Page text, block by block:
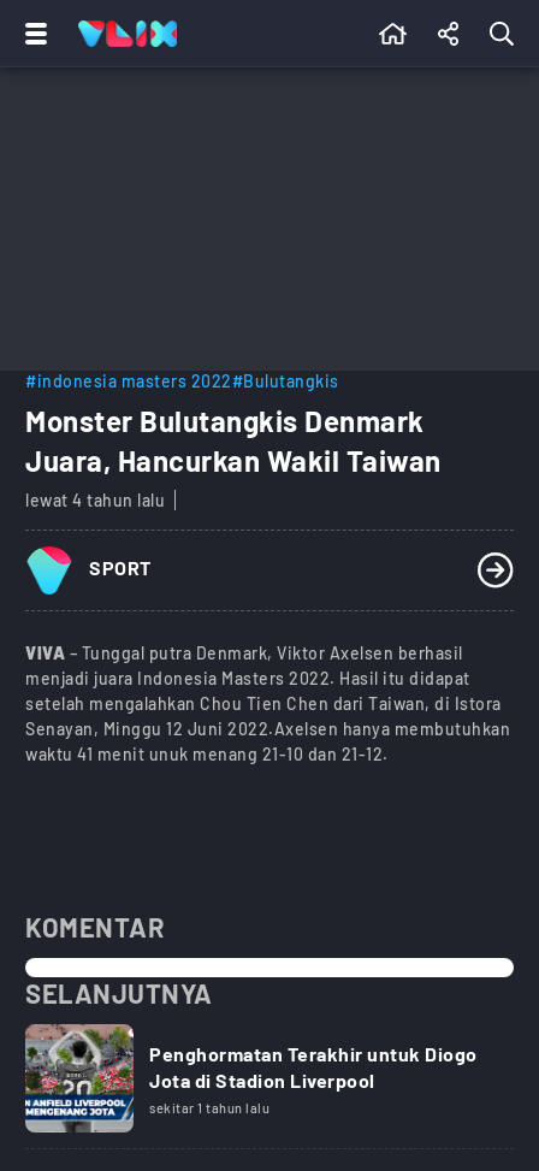
#indonesia masters 2022#Bulutangkis
Monster Bulutangkis Denmark
Juara, Hancurkan Wakil Taiwan
lewat 4 tahun lalu
SPORT
VIVA – Tunggal putra Denmark, Viktor Axelsen berhasil
menjadi juara Indonesia Masters 2022. Hasil itu didapat
setelah mengalahkan Chou Tien Chen dari Taiwan, di Istora
Senayan, Minggu 12 Juni 2022.Axelsen hanya membutuhkan
waktu 41 menit unuk menang 21-10 dan 21-12.
KOMENTAR
SELANJUTNYA
Penghormatan Terakhir untuk Diogo
Jota di Stadion Liverpool
sekitar 1 tahun lalu